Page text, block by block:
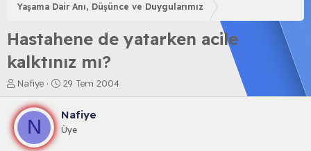
Yaşama Dair Anı, Düşünce ve Duygularımız
Hastahene de yatarken acile
kalktınız mı?
K
o
n
b
u
y
Nafiye
B
a
l
a
29 Tem 2004
N
Nafiye
Üye